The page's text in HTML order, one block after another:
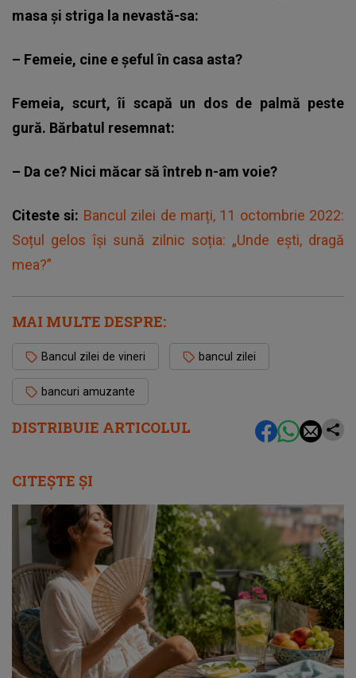
DISTRIBUIE ARTICOLUL
masa și striga la nevastă-sa:
– Femeie, cine e șeful în casa asta?
Femeia, scurt, îi scapă un dos de palmă peste
gură. Bărbatul resemnat:
– Da ce? Nici măcar să întreb n-am voie?
Citeste si: Bancul zilei de marți, 11 octombrie 2022:
Soțul gelos își sună zilnic soția: „Unde ești, dragă
mea?”
MAI MULTE DESPRE:
Bancul zilei de vineri bancul zilei
bancuri amuzante
CITEȘTE ȘI